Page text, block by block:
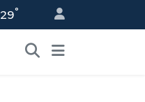
29°